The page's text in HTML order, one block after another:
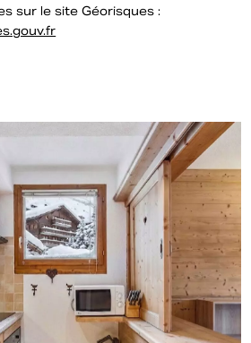
sur le site Géorisques :